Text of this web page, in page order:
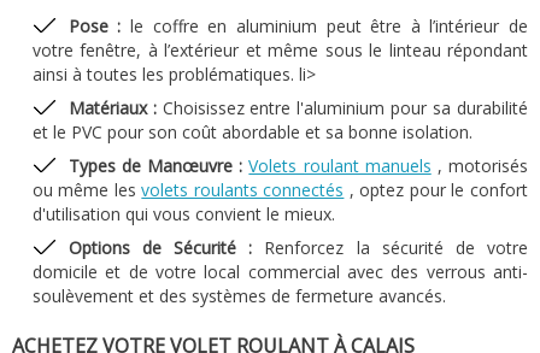
Pose : le coffre en aluminium peut être à l’intérieur de
votre fenêtre, à l’extérieur et même sous le linteau répondant
ainsi à toutes les problématiques. li>
Matériaux :Choisissez entre l'aluminium pour sa durabilité
et le PVC pour son coût abordable et sa bonne isolation.
Types de Manœuvre : Volets roulant manuels , motorisés
ou même lesvolets roulants connectés , optez pour le confort
d'utilisation qui vous convient le mieux.
Options de Sécurité : Renforcez la sécurité de votre
domicile et de votre local commercial avec des verrous anti-
soulèvement et des systèmes de fermeture avancés.
ACHETEZ VOTRE VOLET ROULANT À CALAIS